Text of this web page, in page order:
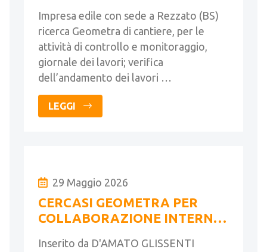
Impresa edile con sede a Rezzato (BS)
ricerca Geometra di cantiere, per le
attività di controllo e monitoraggio,
giornale dei lavori; verifica
dell’andamento dei lavori …
LEGGI
29 Maggio 2026
CERCASI GEOMETRA PER
COLLABORAZIONE INTERNA
Inserito da D'AMATO GLISSENTI